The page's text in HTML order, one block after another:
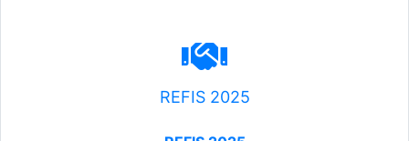
REFIS 2025